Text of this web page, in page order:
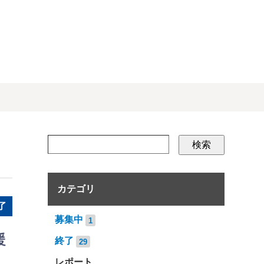
検索
カテゴリ
募集中 1
終了 29